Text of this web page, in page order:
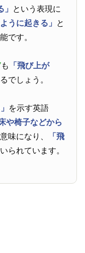
」 という表現に
うに起きる」 と
です。
も
「飛び上が
でしょう。
を示す英語
や椅子などから
味になり、
「飛
られています。